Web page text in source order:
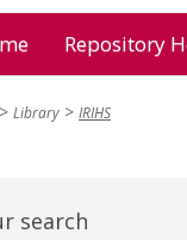
Repository
Library IRIHS
search